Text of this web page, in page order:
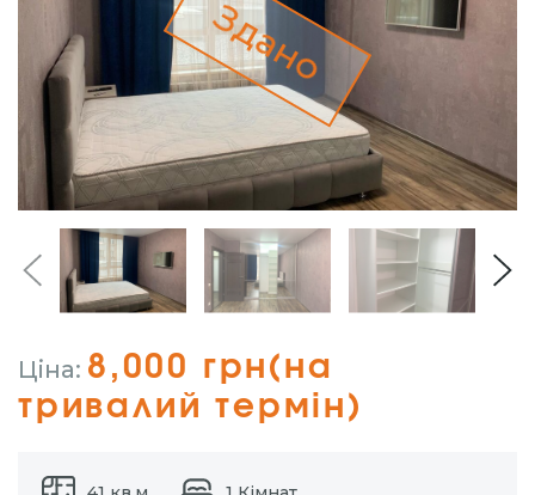
Здано
Ціна: 8,000 грн(на
тривалий термін)